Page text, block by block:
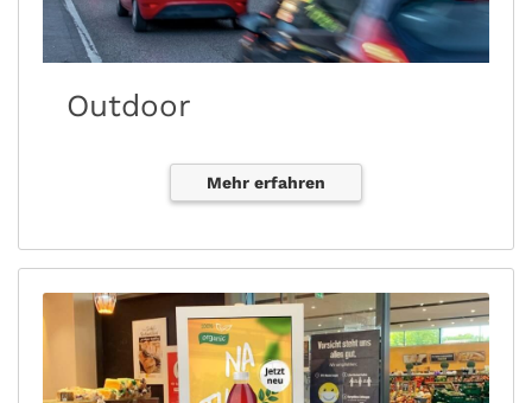
Outdoor
Mehr erfahren